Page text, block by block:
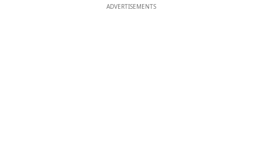
ADVERTISEMENTS